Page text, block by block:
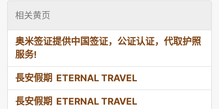
相关黄页
奥米签证提供中国签证，公证认证，代取护照
服务!
長安假期 ETERNAL TRAVEL
長安假期 ETERNAL TRAVEL